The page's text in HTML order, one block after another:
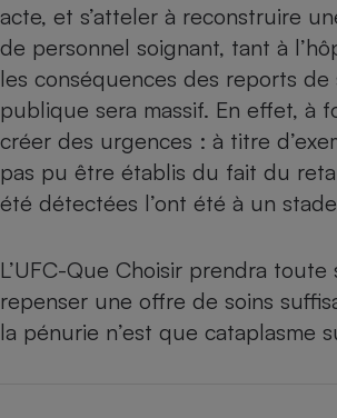
acte, et s’atteler à reconstruire
de personnel soignant, tant à
les conséquences des reports
publique sera massif. En effet, à
créer des urgences : à titre
pas pu être établis du fait du
été détectées l’ont été à un
L’UFC-Que Choisir prendra
repenser une offre de soins
la pénurie n’est que cataplasme